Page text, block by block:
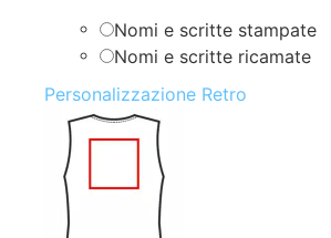
Nomi e scritte stampate
Nomi e scritte ricamate
Personalizzazione Retro